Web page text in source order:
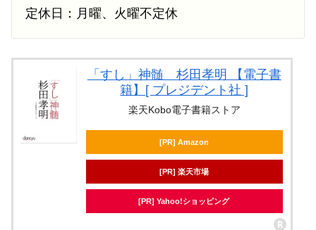
定休日：月曜、火曜不定休
「すし」神髄 杉田孝明 【電子書
籍】[ プレジデント社 ]
楽天Kobo電子書籍ストア
[PR] Amazon
[PR] 楽天市場
[PR] Yahoo!ショッピング